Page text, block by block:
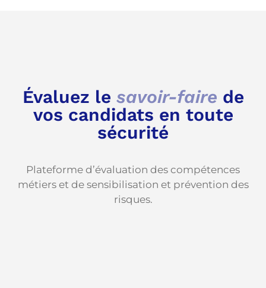
Évaluez le savoir-faire de
vos candidats en toute
sécurité
Plateforme d’évaluation des compétences
métiers et de sensibilisation et prévention des
risques.